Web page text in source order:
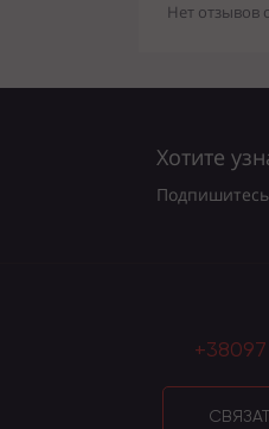
Нет отзывов
Хотите